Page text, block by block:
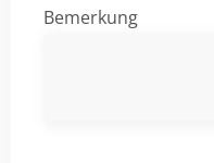
Bemerkung